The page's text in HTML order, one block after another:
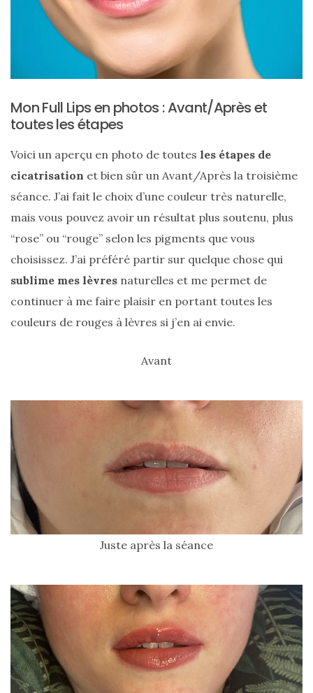
(25)
Découvertes
(5)
Derniers
achats
Lookbook
(175)
Luxe
&
maroquinerie
(218)
Sélections
shopping
Mon Full Lips en photos : Avant/Après et
toutes les étapes
Voici un aperçu en photo de toutes les étapes de
cicatrisation et bien sûr un Avant/Après la troisième
séance. J’ai fait le choix d’une couleur très naturelle,
mais vous pouvez avoir un résultat plus soutenu, plus
“rose” ou “rouge” selon les pigments que vous
choisissez. J’ai préféré partir sur quelque chose qui
sublime mes lèvres naturelles et me permet de
continuer à me faire plaisir en portant toutes les
couleurs de rouges à lèvres si j’en ai envie.
Avant
Juste après la séance